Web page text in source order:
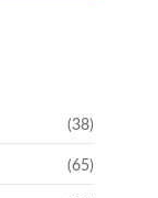
(38)
(65)